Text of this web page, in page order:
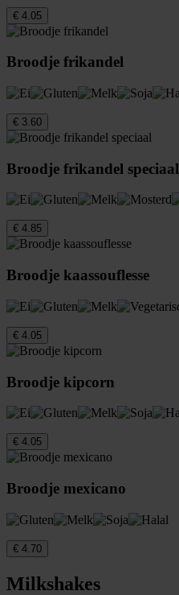
€ 4.05
Broodje frikandel
€ 3.60
Broodje frikandel speciaal
€ 4.85
Broodje kaassouflesse
€ 4.05
Broodje kipcorn
€ 4.05
Broodje mexicano
€ 4.70
Milkshakes